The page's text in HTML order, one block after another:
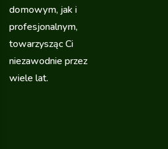
domowym, jak i
profesjonalnym,
towarzysząc Ci
niezawodnie przez
wiele lat.